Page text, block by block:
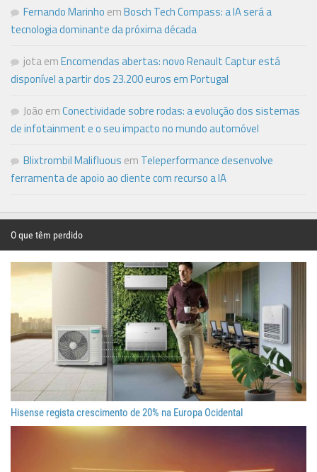
Fernando Marinho emBosch Tech Compass: a IA será a
tecnologia dominante da próxima década
jotaemEncomendas abertas: novo Renault Captur está
disponível a partir dos 23.200 euros em Portugal
João emConectividade sobre rodas: a evolução dos sistemas
de infotainment e o seu impacto no mundo automóvel
Blixtrombil Malifluous em Teleperformance desenvolve
ferramenta de apoio ao cliente com recurso a IA
O que têm perdido
Hisense regista crescimento de 20% na Europa Ocidental